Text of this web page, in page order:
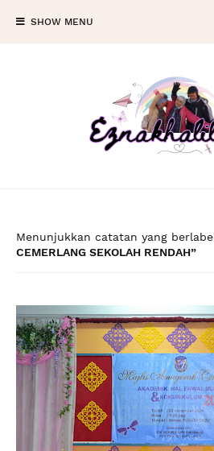
SHOW MENU
Menunjukkan catatan yang
CEMERLANG SEKOLAH RENDAH